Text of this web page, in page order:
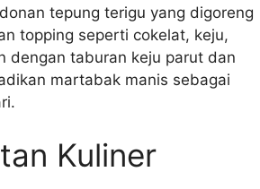
tepung terigu yang digoreng
topping seperti cokelat, keju,
dengan taburan keju parut dan
martabak manis sebagai
Kuliner